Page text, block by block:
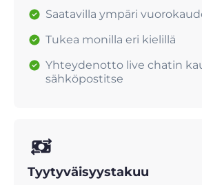
Saatavilla ympäri
Tukea monilla eri kielillä
Yhteydenotto live chatin
sähköpostitse
Tyytyväisyystakuu